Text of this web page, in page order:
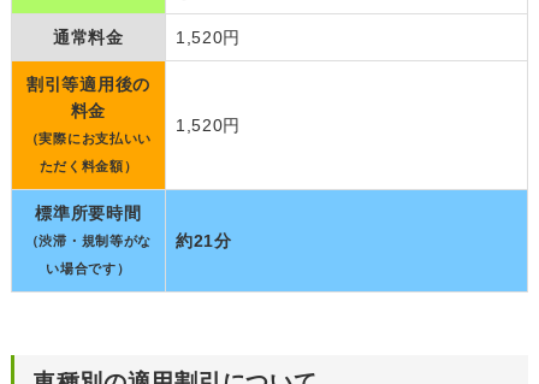
通常料金 1,520円
割引等適用後の
料金
（実際にお支払いい
ただく料金額）
1,520円
標準所要時間
（渋滞・規制等がな
い場合です）
約21分